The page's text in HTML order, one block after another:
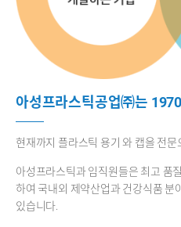
아성프라스틱공업㈜는
현재까지 플라스틱 용기 와 캡을 전문
아성프라스틱과 임직원들은 최고 품
하여 국내외 제약산업과 건강식품 분
있습니다.